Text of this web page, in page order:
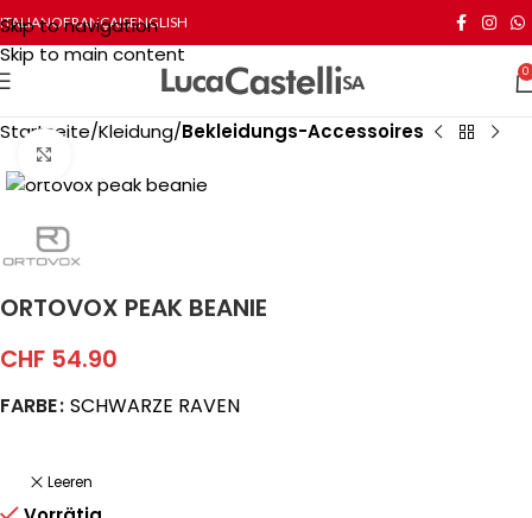
Skip to navigation
Skip to main content
ITALIANOFRANÇAISENGLISH
0
Startseite Kleidung Bekleidungs-Accessoires
ORTOVOX PEAK BEANIE
CHF 54.90
FARBE SCHWARZE RAVEN
Leeren